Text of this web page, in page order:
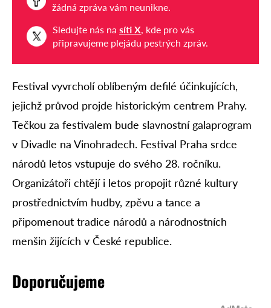
žádná zpráva vám neunikne.
Sledujte nás na síti X, kde pro vás
připravujeme plejádu pestrých zpráv.
Festival vyvrcholí oblíbeným defilé účinkujících,
jejichž průvod projde historickým centrem Prahy.
Tečkou za festivalem bude slavnostní galaprogram
v Divadle na Vinohradech. Festival Praha srdce
národů letos vstupuje do svého 28. ročníku.
Organizátoři chtějí i letos propojit různé kultury
prostřednictvím hudby, zpěvu a tance a
připomenout tradice národů a národnostních
menšin žijících v České republice.
Doporučujeme